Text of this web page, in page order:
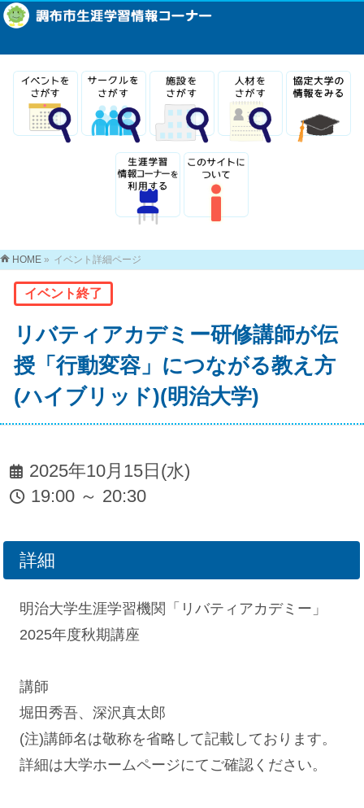
HOME » イベント詳細ページ
イベント終了
リバティアカデミー研修講師が伝
授「行動変容」につながる教え方
(ハイブリッド)(明治大学)
2025年10月15日(水)
19:00 ～ 20:30
詳細
明治大学生涯学習機関「リバティアカデミー」
2025年度秋期講座
講師
堀田秀吾、深沢真太郎
(注)講師名は敬称を省略して記載しております。
詳細は大学ホームページにてご確認ください。